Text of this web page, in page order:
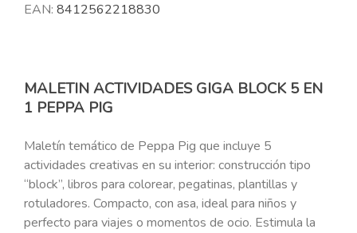
EAN: 8412562218830
MALETIN ACTIVIDADES GIGA BLOCK 5 EN
1 PEPPA PIG
Maletín temático de Peppa Pig que incluye 5
actividades creativas en su interior: construcción tipo
“block”, libros para colorear, pegatinas, plantillas y
rotuladores. Compacto, con asa, ideal para niños y
perfecto para viajes o momentos de ocio. Estimula la